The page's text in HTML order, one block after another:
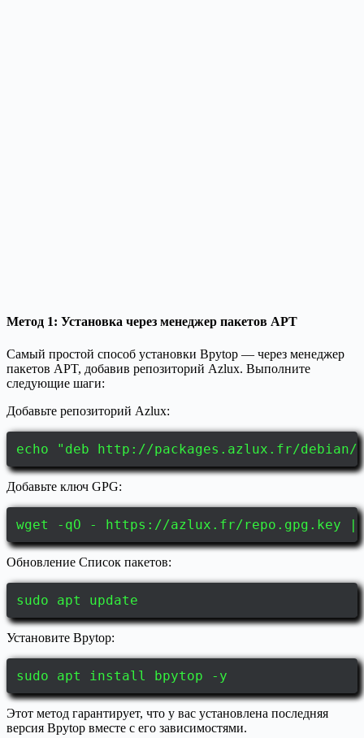
Метод 1: Установка через менеджер пакетов APT
Самый простой способ установки Bpytop — через менеджер
пакетов APT, добавив репозиторий Azlux. Выполните
следующие шаги:
Добавьте репозиторий Azlux:
echo "deb http://packages.azlux.fr/
Добавьте ключ GPG:
wget -qO - https://azlux.fr/repo.gpg.key |
Обновление Список пакетов:
sudo apt update
Установите Bpytop:
sudo apt install bpytop -y
Этот метод гарантирует, что у вас установлена последняя
версия Bpytop вместе с его зависимостями.